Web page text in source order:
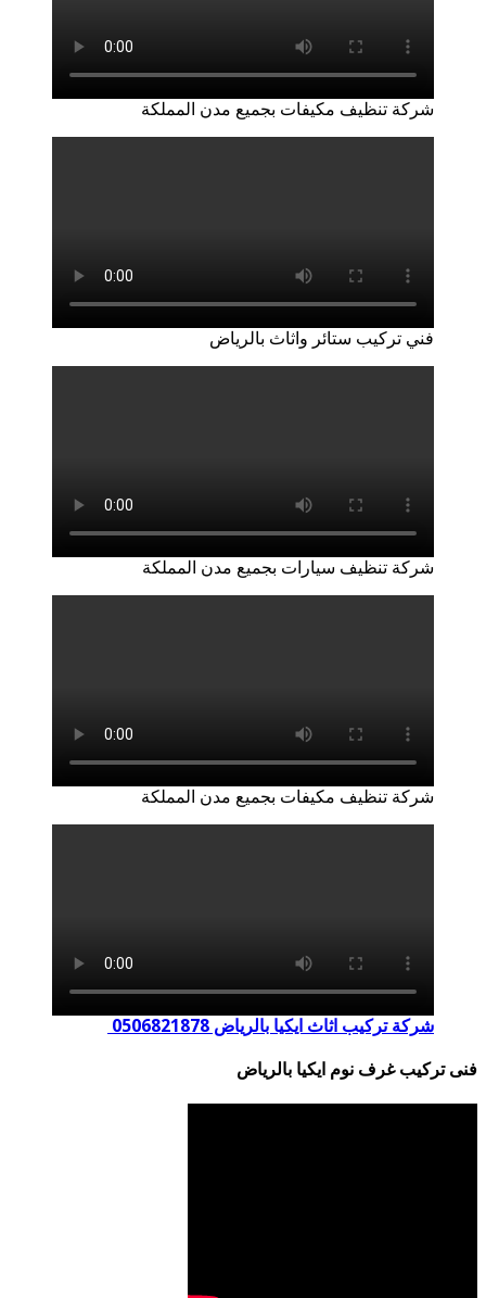
شركة تنظيف مكيفات بجميع مدن المملكة
فني تركيب ستائر واثاث بالرياض
شركة تنظيف سيارات بجميع مدن المملكة
شركة تنظيف مكيفات بجميع مدن المملكة
شركة تركيب اثاث ايكيا بالرياض 0506821878
فنى تركيب غرف نوم ايكيا بالرياض